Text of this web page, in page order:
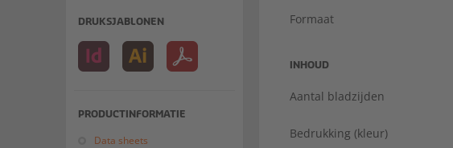
DRUKSJABLONEN
PRODUCTINFORMATIE
Data sheets
Formaat
INHOUD
Aantal bladzijden
Bedrukking (kleur)